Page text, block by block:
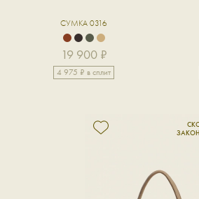
СУМКА 0316
19 900 ₽
4 975 ₽ в сплит